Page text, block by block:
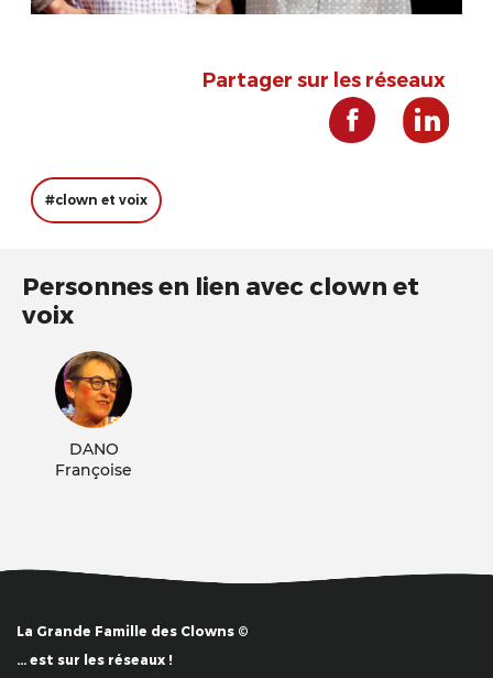
Partager sur les réseaux
#clown et voix
Personnes en lien avec clown et
voix
DANO
Françoise
La Grande Famille des Clowns ©
… est sur les réseaux !